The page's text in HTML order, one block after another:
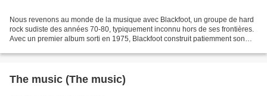
Nous revenons au monde de la musique avec Blackfoot, un groupe de hard
rock sudiste des années 70-80, typiquement inconnu hors de ses frontières.
Avec un premier album sorti en 1975, Blackfoot construit patiemment son
The music (The music)